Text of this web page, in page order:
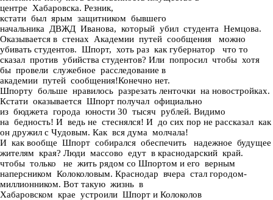
центре Хабаровска. Резник,
кстати был ярым защитником бывшего
начальника ДВЖД Иванова, который убил студента Немцова.
Оказывается в стенах Академии путей сообщения можно
убивать студентов. Шпорт, хоть раз как губернатор что то
сказал против убийства студентов? Или попросил чтобы хотя
бы провели служебное расследование в
академии путей сообщения!Конечно нет.
Шпорту больше нравилось разрезать ленточки на новостройках.
Кстати оказывается Шпорт получал официально
из бюджета города юности 30 тысяч рублей. Видимо
на бедность! И ведь не стеснялся! И до сих пор не рассказал как
он дружил с Чудовым. Как вся дума молчала!
И как вообще Шпорт собирался обеспечить надежное будущее
жителям края? Люди массово едут в краснодарский край.
чтобы только не жить рядом со Шпортом и его верным
наперсником Колоколовым. Краснодар вчера стал городом-
миллионником. Вот такую жизнь в
Хабаровском крае устроили Шпорт и Колоколов